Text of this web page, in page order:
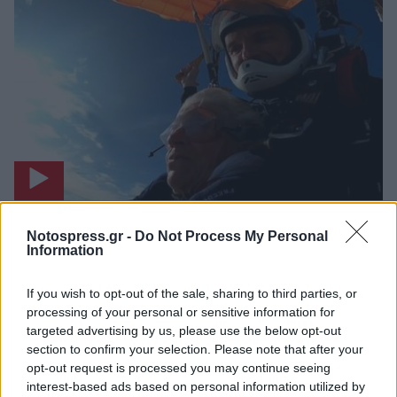
Notospress.gr - Do Not Process My Personal
Information
If you wish to opt-out of the sale, sharing to third parties, or
processing of your personal or sensitive information for
targeted advertising by us, please use the below opt-out
section to confirm your selection. Please note that after your
opt-out request is processed you may continue seeing
interest-based ads based on personal information utilized by
86χρονη έκανε ελεύθερη πτώση από τα
12 Δεκεμβρίου 2023 19:23